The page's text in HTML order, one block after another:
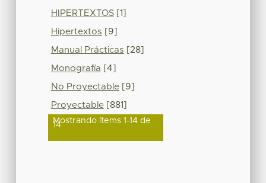
HIPERTEXTOS[1]
Hipertextos [9]
Manual Prácticas [28]
Monografía [4]
No Proyectable[9]
Proyectable[881]
Mostrando ítems 1-14 de
14